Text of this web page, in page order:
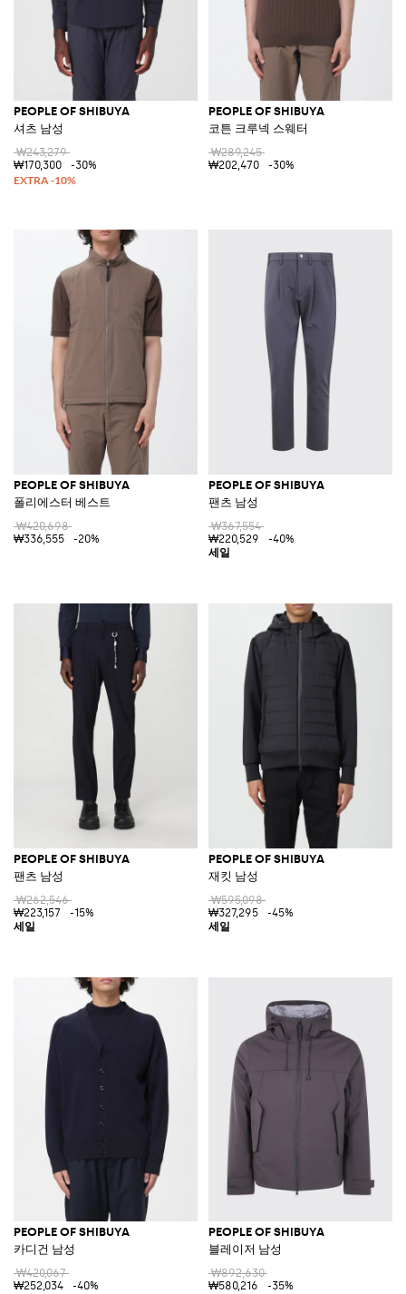
PEOPLE OF SHIBUYA
셔츠 남성
₩243,279
₩170,300
-30%
PEOPLE OF SHIBUYA
코튼 크루넥 스웨터
₩289,245
₩202,470
-30%
PEOPLE OF SHIBUYA
폴리에스터 베스트
₩420,698
₩336,555
-20%
PEOPLE OF SHIBUYA
팬츠 남성
₩367,554
₩220,529
-40%
PEOPLE OF SHIBUYA
팬츠 남성
₩262,546
₩223,157
-15%
PEOPLE OF SHIBUYA
재킷 남성
₩595,098
₩327,295
-45%
PEOPLE OF SHIBUYA
카디건 남성
₩420,067
₩252,034
-40%
PEOPLE OF SHIBUYA
블레이저 남성
₩892,630
₩580,216
-35%